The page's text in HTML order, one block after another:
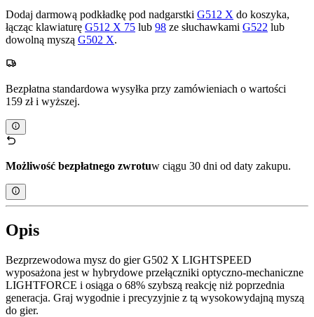
Dodaj darmową podkładkę pod nadgarstki G512 X do koszyka,
łącząc klawiaturę G512 X 75 lub 98 ze słuchawkami G522 lub
dowolną myszą G502 X.
Bezpłatna standardowa wysyłka przy zamówieniach o wartości
159 zł i wyższej.
Możliwość bezpłatnego zwrotuw ciągu 30 dni od daty zakupu.
Opis
Bezprzewodowa mysz do gier G502 X LIGHTSPEED
wyposażona jest w hybrydowe przełączniki optyczno-mechaniczne
LIGHTFORCE i osiąga o 68% szybszą reakcję niż poprzednia
generacja. Graj wygodnie i precyzyjnie z tą wysokowydajną myszą
do gier.